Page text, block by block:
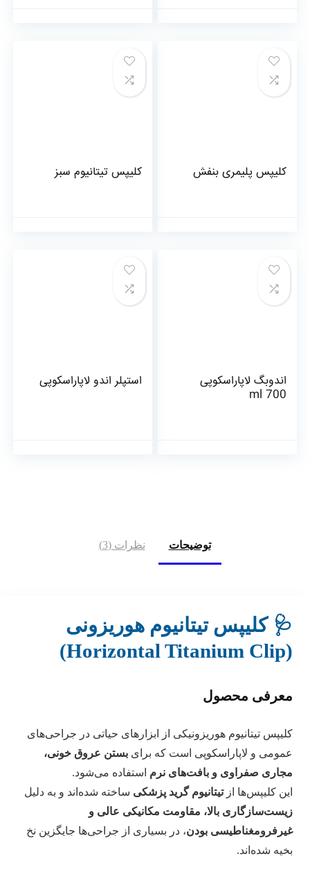
کلیپس پلیمری بنفش کلیپس تیتانیوم سبز
اندوبگ لاپاراسکوپی
700 ml
استپلر اندو لاپاراسکوپی
توضیحات نظرات (3)
🩺 کلیپس تیتانیوم هوریزونی
(Horizontal Titanium Clip)
معرفی محصول
کلیپس تیتانیوم هوریزونیکی از ابزارهای حیاتی در جراحی‌های
عمومی و لاپاراسکوپی است که برای بستن عروق خونی،
مجاری صفراوی و بافت‌های نرم استفاده می‌شود.
این کلیپس‌ها ازتیتانیوم گرید پزشکی ساخته شده‌اند و به دلیل
زیست‌سازگاری بالا، مقاومت مکانیکی عالی و
غیر‌فرومغناطیسی بودن، در بسیاری از جراحی‌ها جایگزین نخ
بخیه شده‌اند.